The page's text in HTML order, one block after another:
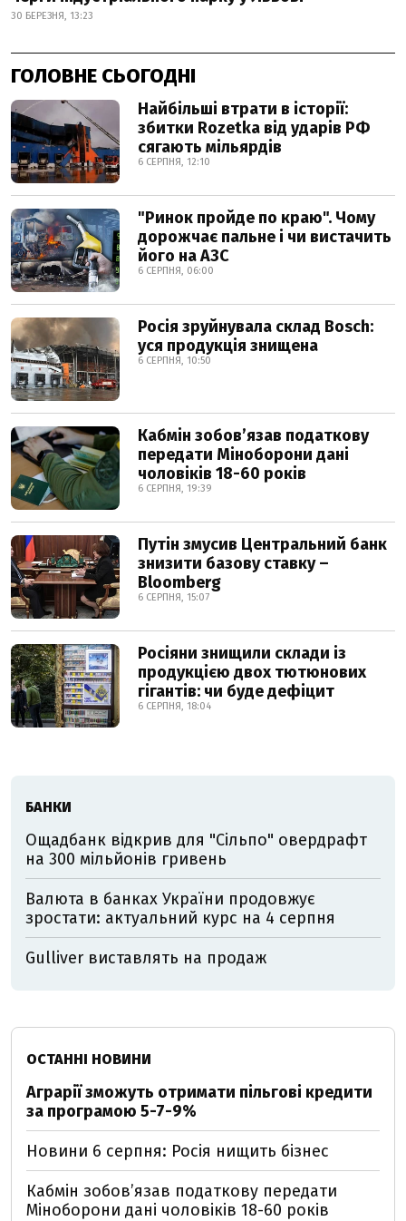
30 БЕРЕЗНЯ, 13:23
ГОЛОВНЕ СЬОГОДНІ
Найбільші втрати в історії:
збитки Rozetka від ударів РФ
сягають мільярдів
6 СЕРПНЯ, 12:10
"Ринок пройде по краю". Чому
дорожчає пальне і чи вистачить
його на АЗС
6 СЕРПНЯ, 06:00
Росія зруйнувала склад Bosch:
уся продукція знищена
6 СЕРПНЯ, 10:50
Кабмін зобовʼязав податкову
передати Міноборони дані
чоловіків 18-60 років
6 СЕРПНЯ, 19:39
Путін змусив Центральний банк
знизити базову ставку –
Bloomberg
6 СЕРПНЯ, 15:07
Росіяни знищили склади із
продукцією двох тютюнових
гігантів: чи буде дефіцит
6 СЕРПНЯ, 18:04
БАНКИ
Ощадбанк відкрив для "Сільпо" овердрафт
на 300 мільйонів гривень
Валюта в банках України продовжує
зростати: актуальний курс на 4 серпня
Gulliver виставлять на продаж
ОСТАННІ НОВИНИ
Аграрії зможуть отримати пільгові кредити
за програмою 5-7-9%
Новини 6 серпня: Росія нищить бізнес
Кабмін зобовʼязав податкову передати
Міноборони дані чоловіків 18-60 років